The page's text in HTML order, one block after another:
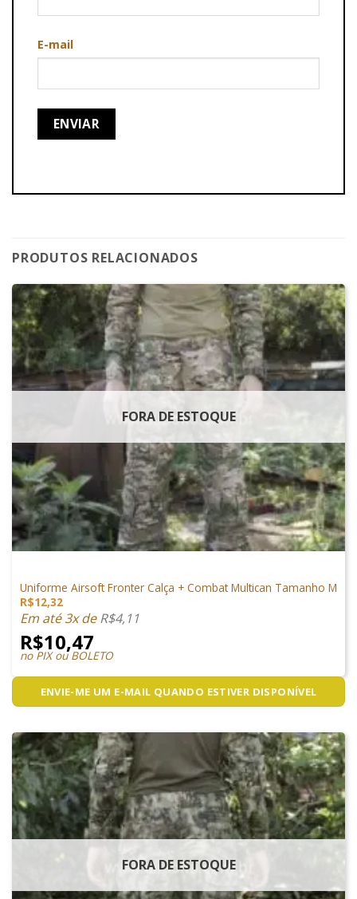
E-mail
PRODUTOS RELACIONADOS
FORA DE ESTOQUE
Uniforme Airsoft Fronter Calça + Combat Multican Tamanho M
R$12,32
Em até 3x deR$4,11
R$10,47
no PIX ou BOLETO
ENVIE-ME UM E-MAIL QUANDO ESTIVER DISPONÍVEL
FORA DE ESTOQUE